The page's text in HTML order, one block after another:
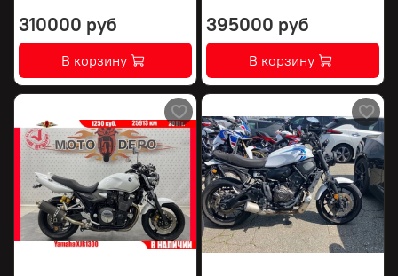
310000 руб
В корзину
395000 руб
В корзину